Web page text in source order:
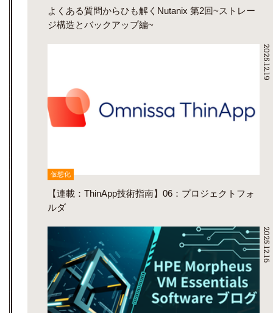
よくある質問からひも解くNutanix 第2回~ストレー
ジ構造とバックアップ編~
2025.12.19
仮想化
【連載：ThinApp技術指南】06：プロジェクトフォ
ルダ
2025.12.16